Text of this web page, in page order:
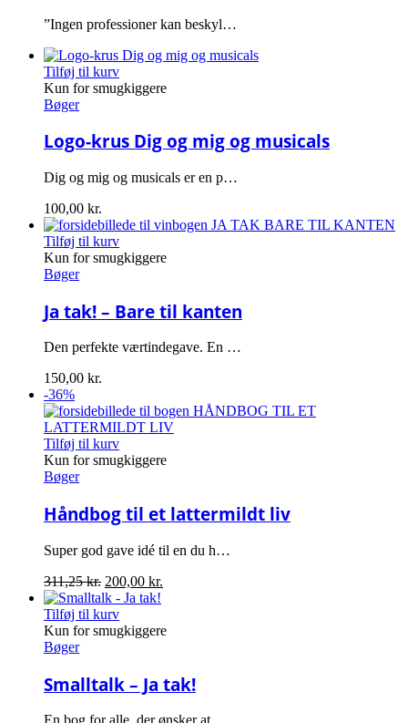
”Ingen professioner kan beskyl…
Tilføj til kurv
Kun for smugkiggere
Bøger
Logo-krus Dig og mig og musicals
Dig og mig og musicals er en p…
100,00 kr.
Tilføj til kurv
Kun for smugkiggere
Bøger
Ja tak! – Bare til kanten
Den perfekte værtindegave. En …
150,00 kr.
-36%
Tilføj til kurv
Kun for smugkiggere
Bøger
Håndbog til et lattermildt liv
Super god gave idé til en du h…
311,25kr. Den
oprindelige
pris
var:
200,00 kr.
er:
Tilføj til kurv
Kun for smugkiggere
Bøger
Smalltalk – Ja tak!